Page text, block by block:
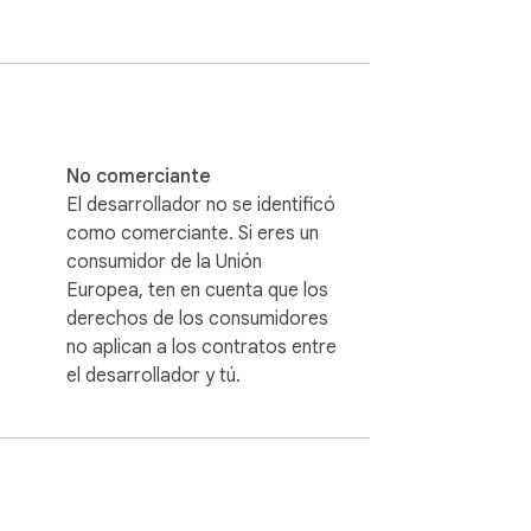
copias de seguridad sin
y acceder a periodos específicos
No comerciante
El desarrollador no se identificó
como comerciante. Si eres un
consumidor de la Unión
Europea, ten en cuenta que los
derechos de los consumidores
no aplican a los contratos entre
el desarrollador y tú.